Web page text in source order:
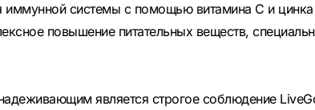
иммунной системы с помощью витамина С и
повышение питательных веществ,
является строгое соблюдение